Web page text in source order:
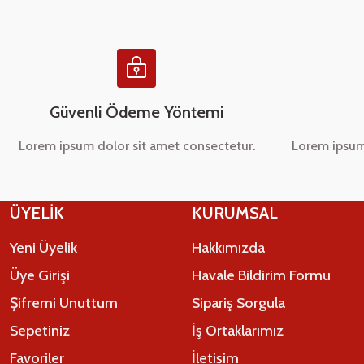
Bu ürüne benzer farklı alternatifler olmalı.
Güvenli Ödeme Yöntemi
Lorem ipsum dolor sit amet consectetur. Lorem
ÜYELİK
Yeni Üyelik
Üye Girişi
Şifremi Unuttum
Sepetiniz
Favoriler
KURUMSAL
Hakkımızda
Havale Bildirim Formu
Sipariş Sorgula
İş Ortaklarımız
İletişim